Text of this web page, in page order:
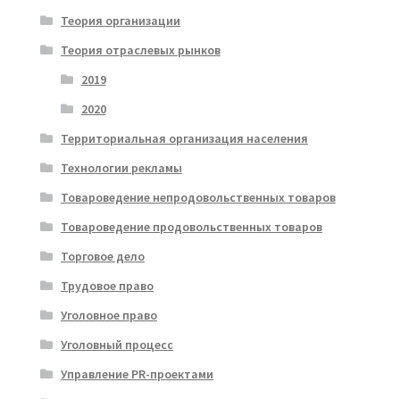
Теория организации
Теория отраслевых рынков
2019
2020
Территориальная организация населения
Технологии рекламы
Товароведение непродовольственных товаров
Товароведение продовольственных товаров
Торговое дело
Трудовое право
Уголовное право
Уголовный процесс
Управление PR-проектами